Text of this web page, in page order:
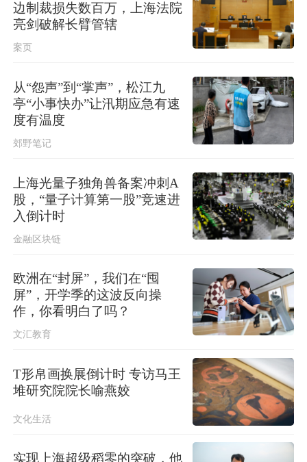
台风“白海豚”影响我国已成定局 即将
进入48小时台风警戒线
外交部：日本“再军事化”已成地区和平
稳现实威胁，必须高度警惕
边制裁损失数百万，上海法院
亮剑破解长臂管辖
案页
从“怨声”到“掌声”，松江九
亭“小事快办”让汛期应急有速
度有温度
郊野笔记
上海光量子独角兽备案冲刺A
股，“量子计算第一股”竞速进
入倒计时
金融区块链
欧洲在“封屏”，我们在“囤
屏”，开学季的这波反向操
作，你看明白了吗？
文汇教育
T形帛画换展倒计时 专访马王
堆研究院院长喻燕姣
文化生活
实现上海超级稻零的突破，他